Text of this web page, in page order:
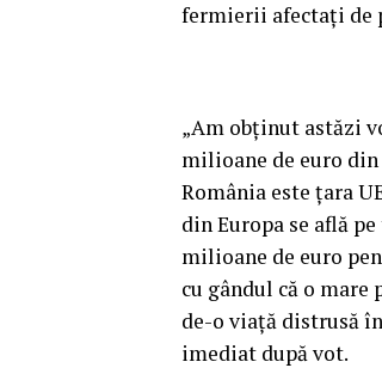
fermierii afectaţi de
„Am obţinut astăzi
milioane de euro
România este ţara
din Europa se află
milioane de euro
cu gândul că o
de-o viaţă distrusă
imediat după vot.